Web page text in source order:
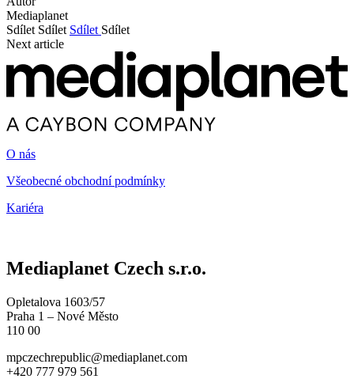
Mediaplanet
Sdílet Sdílet Sdílet Sdílet
Next article
O nás
Všeobecné obchodní podmínky
Kariéra
Mediaplanet Czech s.r.o.
Opletalova 1603/57
Praha 1 – Nové Město
110 00
mpczechrepublic@mediaplanet.com
+420 777 979 561